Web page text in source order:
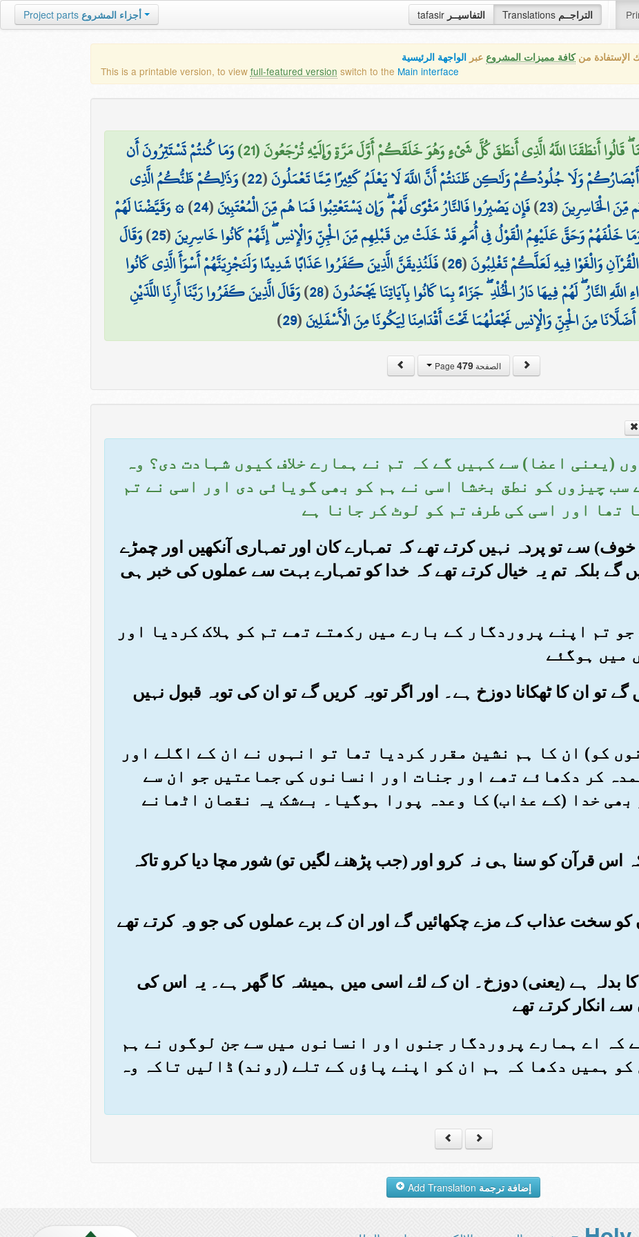
tafasir التفاسيــر Translations التراجــم Project parts أجزاء المشروع
الإستفادة منكافة مميزات المشروع عبر الواجهة الرئيسية
This is a printable version, to view full-featured version switch to the Main interface
قَالُوا أَنطَقَنَا اللَّهُ الَّذِي أَنطَقَ كُلَّ شَيْءٍ وَهُوَ خَلَقَكُمْ أَوَّلَ مَرَّةٍ وَإِلَيْهِ تُرْجَعُونَ (21)
وَمَا كُنتُمْ تَسْتَتِرُونَ أَن
وَلَا جُلُودُكُمْ وَلَٰكِن ظَنَنتُمْ أَنَّ اللَّهَ لَا يَعْلَمُ كَثِيرًا مِّمَّا تَعْمَلُونَ(
22
)وَذَٰلِكُمْ ظَنُّكُمُ الَّذِي
مِّنَ الْخَاسِرِينَ(
23
)فَإِن يَصْبِرُوا فَالنَّارُ مَثْوًى لَّهُمْ ۖ وَإِن يَسْتَعْتِبُوا فَمَا هُم مِّنَ الْمُعْتَبِينَ(
24
)۞ وَقَيَّضْنَا لَهُمْ
وَمَا خَلْفَهُمْ وَحَقَّ عَلَيْهِمُ الْقَوْلُ فِي أُمَمٍ قَدْ خَلَتْ مِن قَبْلِهِم مِّنَ الْجِنِّ وَالْإِنسِ ۖ إِنَّهُمْ كَانُوا خَاسِرِينَ(
25
)وَقَالَ
وَالْغَوْا فِيهِ لَعَلَّكُمْ تَغْلِبُونَ(
26
)فَلَنُذِيقَنَّ الَّذِينَ كَفَرُوا عَذَابًا شَدِيدًا وَلَنَجْزِيَنَّهُمْ أَسْوَأَ الَّذِي كَانُوا
النَّارُ ۖ لَهُمْ فِيهَا دَارُ الْخُلْدِ ۖ جَزَاءً بِمَا كَانُوا بِآيَاتِنَا يَجْحَدُونَ(
28
)وَقَالَ الَّذِينَ كَفَرُوا رَبَّنَا أَرِنَا اللَّذَيْنِ
أَضَلَّانَا مِنَ الْجِنِّ وَالْإِنسِ نَجْعَلْهُمَا تَحْتَ أَقْدَامِنَا لِيَكُونَا مِنَ الْأَسْفَلِينَ(
29
)
الصفحة Page479
(یعنی اعضا) سے کہیں گے کہ تم نے ہمارے خلاف کیوں شہادت دی؟ وہ
سب چیزوں کو نطق بخشا اسی نے ہم کو بھی گویائی دی اور اسی نے تم
تھا اور اسی کی طرف تم کو لوٹ کر جانا ہے
خوف) سے تو پردہ نہیں کرتے تھے کہ تمہارے کان اور تمہاری آنکھیں اور چمڑے
گے بلکہ تم یہ خیال کرتے تھے کہ خدا کو تمہارے بہت سے عملوں کی خبر ہی
جو تم اپنے پروردگار کے بارے میں رکھتے تھے تم کو ہلاک کردیا اور
میں ہوگئے
گے تو ان کا ٹھکانا دوزخ ہے۔ اور اگر توبہ کریں گے تو ان کی توبہ قبول نہیں
کو) ان کا ہم نشین مقرر کردیا تھا تو انہوں نے ان کے اگلے اور
کر دکھائے تھے اور جنات اور انسانوں کی جماعتیں جو ان سے
بھی خدا (کے عذاب) کا وعدہ پورا ہوگیا۔ بےشک یہ نقصان اٹھانے
کہ اس قرآن کو سنا ہی نہ کرو اور (جب پڑھنے لگیں تو) شور مچا دیا کرو تاکہ
کو سخت عذاب کے مزے چکھائیں گے اور ان کے برے عملوں کی جو وہ کرتے تھے
کا بدلہ ہے (یعنی) دوزخ۔ ان کے لئے اسی میں ہمیشہ کا گھر ہے۔ یہ اس کی
انکار کرتے تھے
گے کہ اے ہمارے پروردگار جنوں اور انسانوں میں سے جن لوگوں نے ہم
ہمیں دکھا کہ ہم ان کو اپنے پاؤں کے تلے (روند) ڈالیں تاکہ وہ
إضافة ترجمة